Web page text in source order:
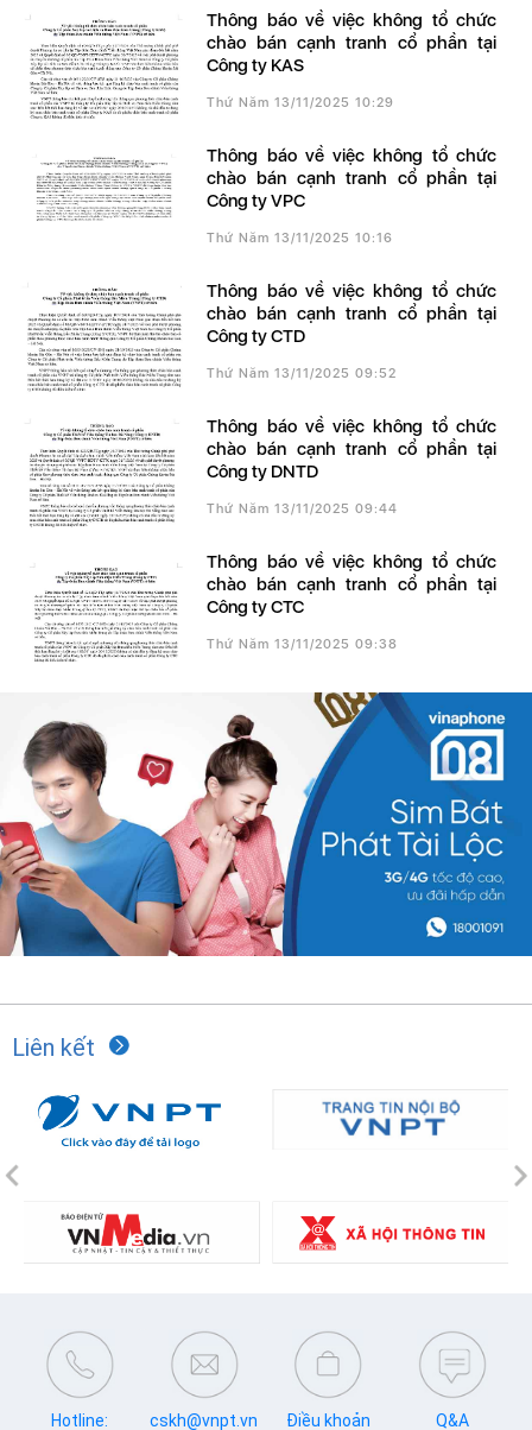
Thông báo về việc không tổ chức
chào bán cạnh tranh cổ phần tại
Công ty KAS
Thứ Năm 13/11/2025 10:29
Thông báo về việc không tổ chức
chào bán cạnh tranh cổ phần tại
Công ty VPC
Thứ Năm 13/11/2025 10:16
Thông báo về việc không tổ chức
chào bán cạnh tranh cổ phần tại
Công ty CTD
Thứ Năm 13/11/2025 09:52
Thông báo về việc không tổ chức
chào bán cạnh tranh cổ phần tại
Công ty DNTD
Thứ Năm 13/11/2025 09:44
Thông báo về việc không tổ chức
chào bán cạnh tranh cổ phần tại
Công ty CTC
Thứ Năm 13/11/2025 09:38
Liên kết
Previous
Hotline:
cskh@vnpt.vn Điều khoản Q&A